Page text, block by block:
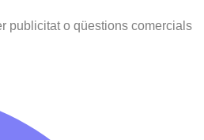
publicitat o qüestions comercials